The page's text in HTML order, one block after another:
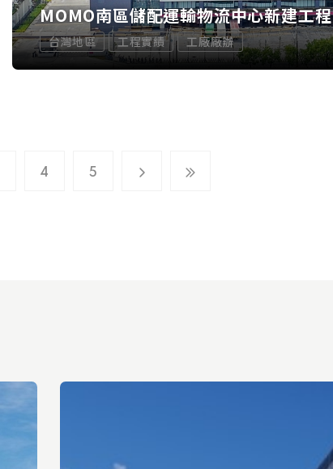
MOMO南區儲配運輸物流中心新建工程
台灣地區 工程實績 工廠廠辦
4 5